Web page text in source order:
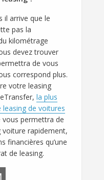
il arrive que le
pas la
kilométrage
devez trouver
de vous
correspond plus.
votre leasing
la plus
de voitures
permettra de
rapidement,
financières qu’une
de leasing.